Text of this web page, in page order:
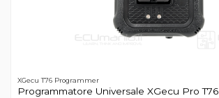
XGecu T76 Programmer
Programmatore Universale XGecu Pro T76